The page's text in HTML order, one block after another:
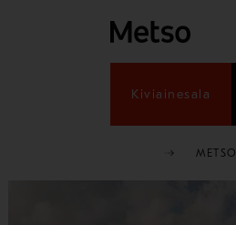
Kiviainesala
METSO